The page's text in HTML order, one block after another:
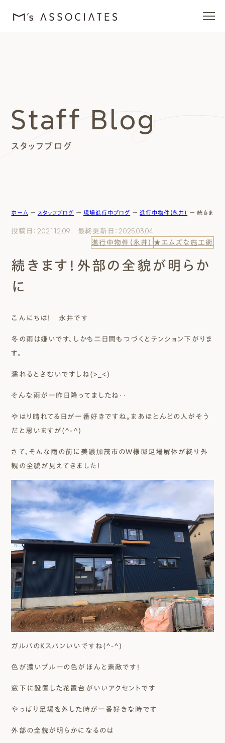
エムズを愛する人たち
施工事例
エムズのこと
0120-40-6613
モデルハウスを見る
ファーストプランを試す
スタッフブログ
Staff Blog
ホーム ー スタッフブログ ー 現場進行中ブログ ー 進行中物件（永井） ー 続きます
投稿日：2021.12.09 最終更新日：2025.03.04
進行中物件（永井） ★エムズな施工術
続きます！外部の全貌が明らか
に
こんにちは！ 永井です
冬の雨は嫌いです、しかも二日間もつづくとテンション下がりま
す。
濡れるとさむいですしね(>_<)
そんな雨が一昨日降ってましたね・・
やはり晴れてる日が一番好きですね。まあほとんどの人がそう
だと思いますが(^-^)
さて、そんな雨の前に美濃加茂市のW様邸足場解体が終り外
観の全貌が見えてきました！
ガルバのKスパンいいですね(^-^)
色が濃いブルーの色がほんと素敵です！
窓下に設置した花置台がいいアクセントです
やっぱり足場を外した時が一番好きな時です
外部の全貌が明らかになるのは